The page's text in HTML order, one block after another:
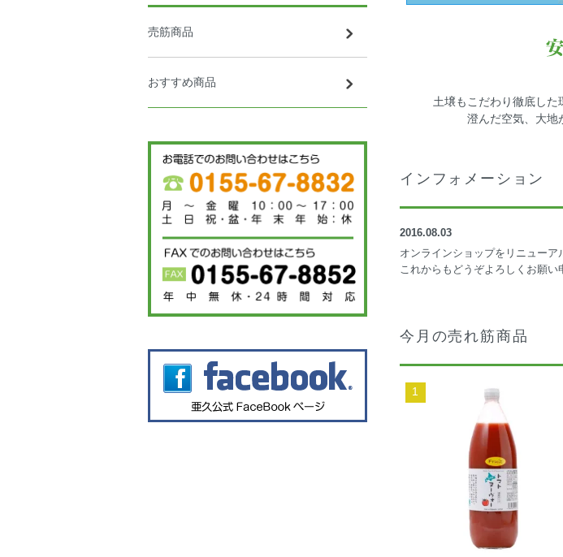
土壌もこだわり徹底した
澄んだ空気、大地
インフォメーション
2016.08.03
オンラインショップをリニューア
これからもどうぞよろしくお願い
今月の売れ筋商品
1
売筋商品
おすすめ商品